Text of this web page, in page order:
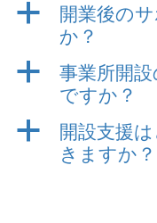
a
開業後の
か？
a
事業所開
ですか？
a
開設支援
きますか？